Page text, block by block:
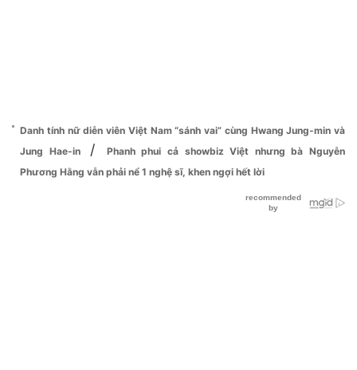
Danh tính nữ diễn viên Việt Nam “sánh vai” cùng Hwang Jung-min và
Jung Hae-in
/
Phanh phui cả showbiz Việt nhưng bà Nguyễn
Phương Hằng vẫn phải nể 1 nghệ sĩ, khen ngợi hết lời